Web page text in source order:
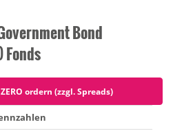
Bond
Fonds
ordern (zzgl. Spreads)